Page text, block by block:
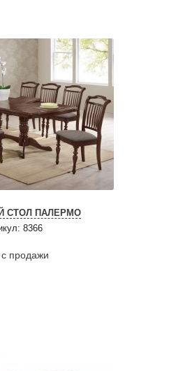
СТОЛ ПАЛЕРМО
8366
продажи